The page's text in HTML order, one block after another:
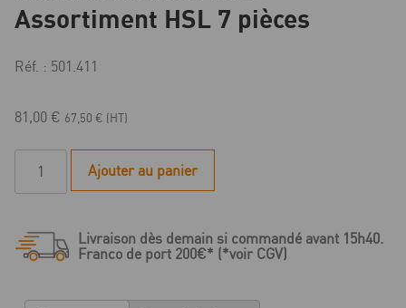
Assortiment HSL 7 pièces
Réf. : 501.411
81,00 € 67,50 € (HT)
3
Ajouter au panier
Livraison dès demain si commandé avant 15h40.
Franco de port 200€* (*voir CGV)